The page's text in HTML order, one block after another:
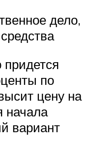
дело,
по
цену на
начала
вариант